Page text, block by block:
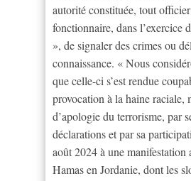
autorité constituée, tout
fonctionnaire, dans l’exercice
», de signaler des crimes ou
connaissance. « Nous
que celle-ci s’est rendue
provocation à la haine raciale,
d’apologie du terrorisme, par
déclarations et par sa
août 2024 à une manifestation
Hamas en Jordanie, dont les